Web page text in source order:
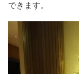
できます。